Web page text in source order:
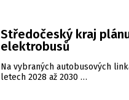
Středočeský kraj
elektrobusů
Na vybraných autobusových
letech 2028 až 2030 …